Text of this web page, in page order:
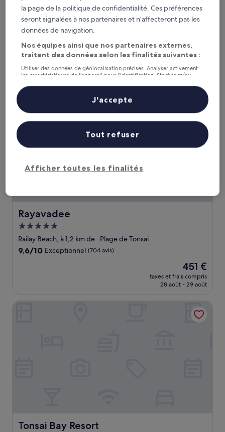
Hébergement
4.0 étoiles
Ao Nang, à 1,4 km de : Plage de Tonsai
sur
10,
Excellent,
(440 avis)
Le
prix
de
97 €
taxes et frais compris
4 sept. - 5 sept.
Rayavadee
Rayavadee
Hébergement
5.0 étoiles
Railay Beach, à 1,2 km de : Plage de Tonsai
9.6
9,6/10 Exceptionnel (704 avis)
Le
nouveau
prix
de
451 €
451 €
taxes et frais compris
28 août - 29 août
Rayavadee
Tonsai Bay Resort
Tonsai Bay Resort
la page de la politique de confidentialité. Ces préférences
seront signalées à nos partenaires et n’affecteront pas les
données de navigation.
Nos équipes ainsi que nos partenaires externes,
traitent des données selon les finalités suivantes :
Utiliser des données de géolocalisation précises. Analyser activement
les caractéristiques de l’appareil pour l’identification. Stocker et/ou
personnalisés, mesure de performance des publicités et du contenu,
études d’audience et développement de services.
Liste de nos partenaires (fournisseurs)
Afficher toutes les finalités
Tout refuser
J'accepte